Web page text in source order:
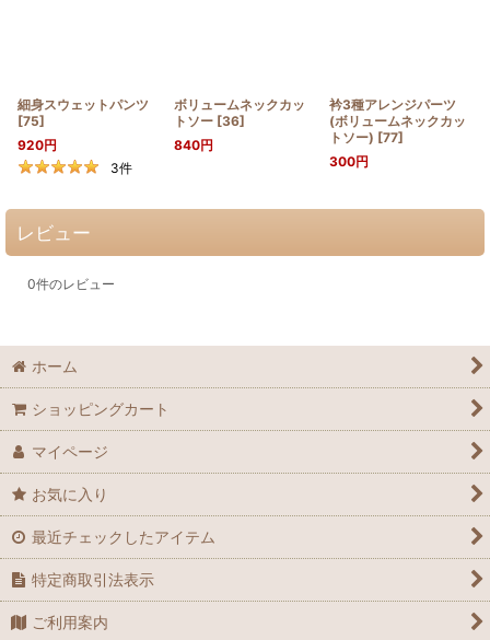
細身スウェットパンツ
[75]
920円
3件
ボリュームネックカッ
トソー [36]
840円
衿3種アレンジパーツ
(ボリュームネックカッ
トソー) [77]
300円
レビュー
0件のレビュー
ホーム
ショッピングカート
マイページ
お気に入り
最近チェックしたアイテム
特定商取引法表示
ご利用案内